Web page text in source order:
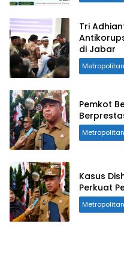
Tri
di Jabar
Metropolitan
Pemkot
Metropolitan
Kasus
Perkuat
Metropolitan